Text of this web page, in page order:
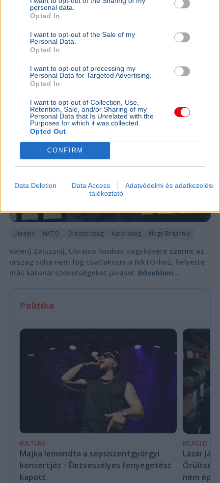
personal data.
Opted In
I want to opt-out of the Sale of my
Personal Data.
Opted In
I want to opt-out of processing my
Personal Data for Targeted Advertising.
Opted In
I want to opt-out of Collection, Use,
Retention, Sale, and/or Sharing of my
Personal Data that Is Unrelated with the
Purposes for which it was collected.
Opted Out
CONFIRM
Data Deletion Data Access
Adatvédelmi és adatkezelési
tájékoztató
korábbi, Paks II-ről tett kritikus kijelentései miatt.
Bővebben...
KÜLFÖLD 2026. augusztus 4.
Tizenkét évig hallgatta a mesét a NATO-
nagykövet
Ukrajna NATO Oroszország Katonaság Nagy-Britannia
Valerij Zaluzsnij, Ukrajna londoni nagykövete szerint az
ország soha nem fog csatlakozni a NATO-hoz, helyette
más katonai szövetségeket javasol. Bővebben...
Politika
KULTÚRA
Majka lemondta a sepsiszentgyörgyi
koncertjét - Életveszélyes fenyegetést
kapott
BELFÖLD
Lázár
Őrültség
nem